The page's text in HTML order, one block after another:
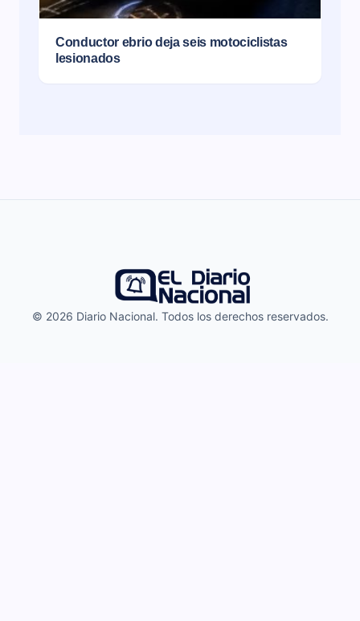
Conductor ebrio deja seis motociclistas
lesionados
© 2026 Diario Nacional. Todos los derechos reservados.